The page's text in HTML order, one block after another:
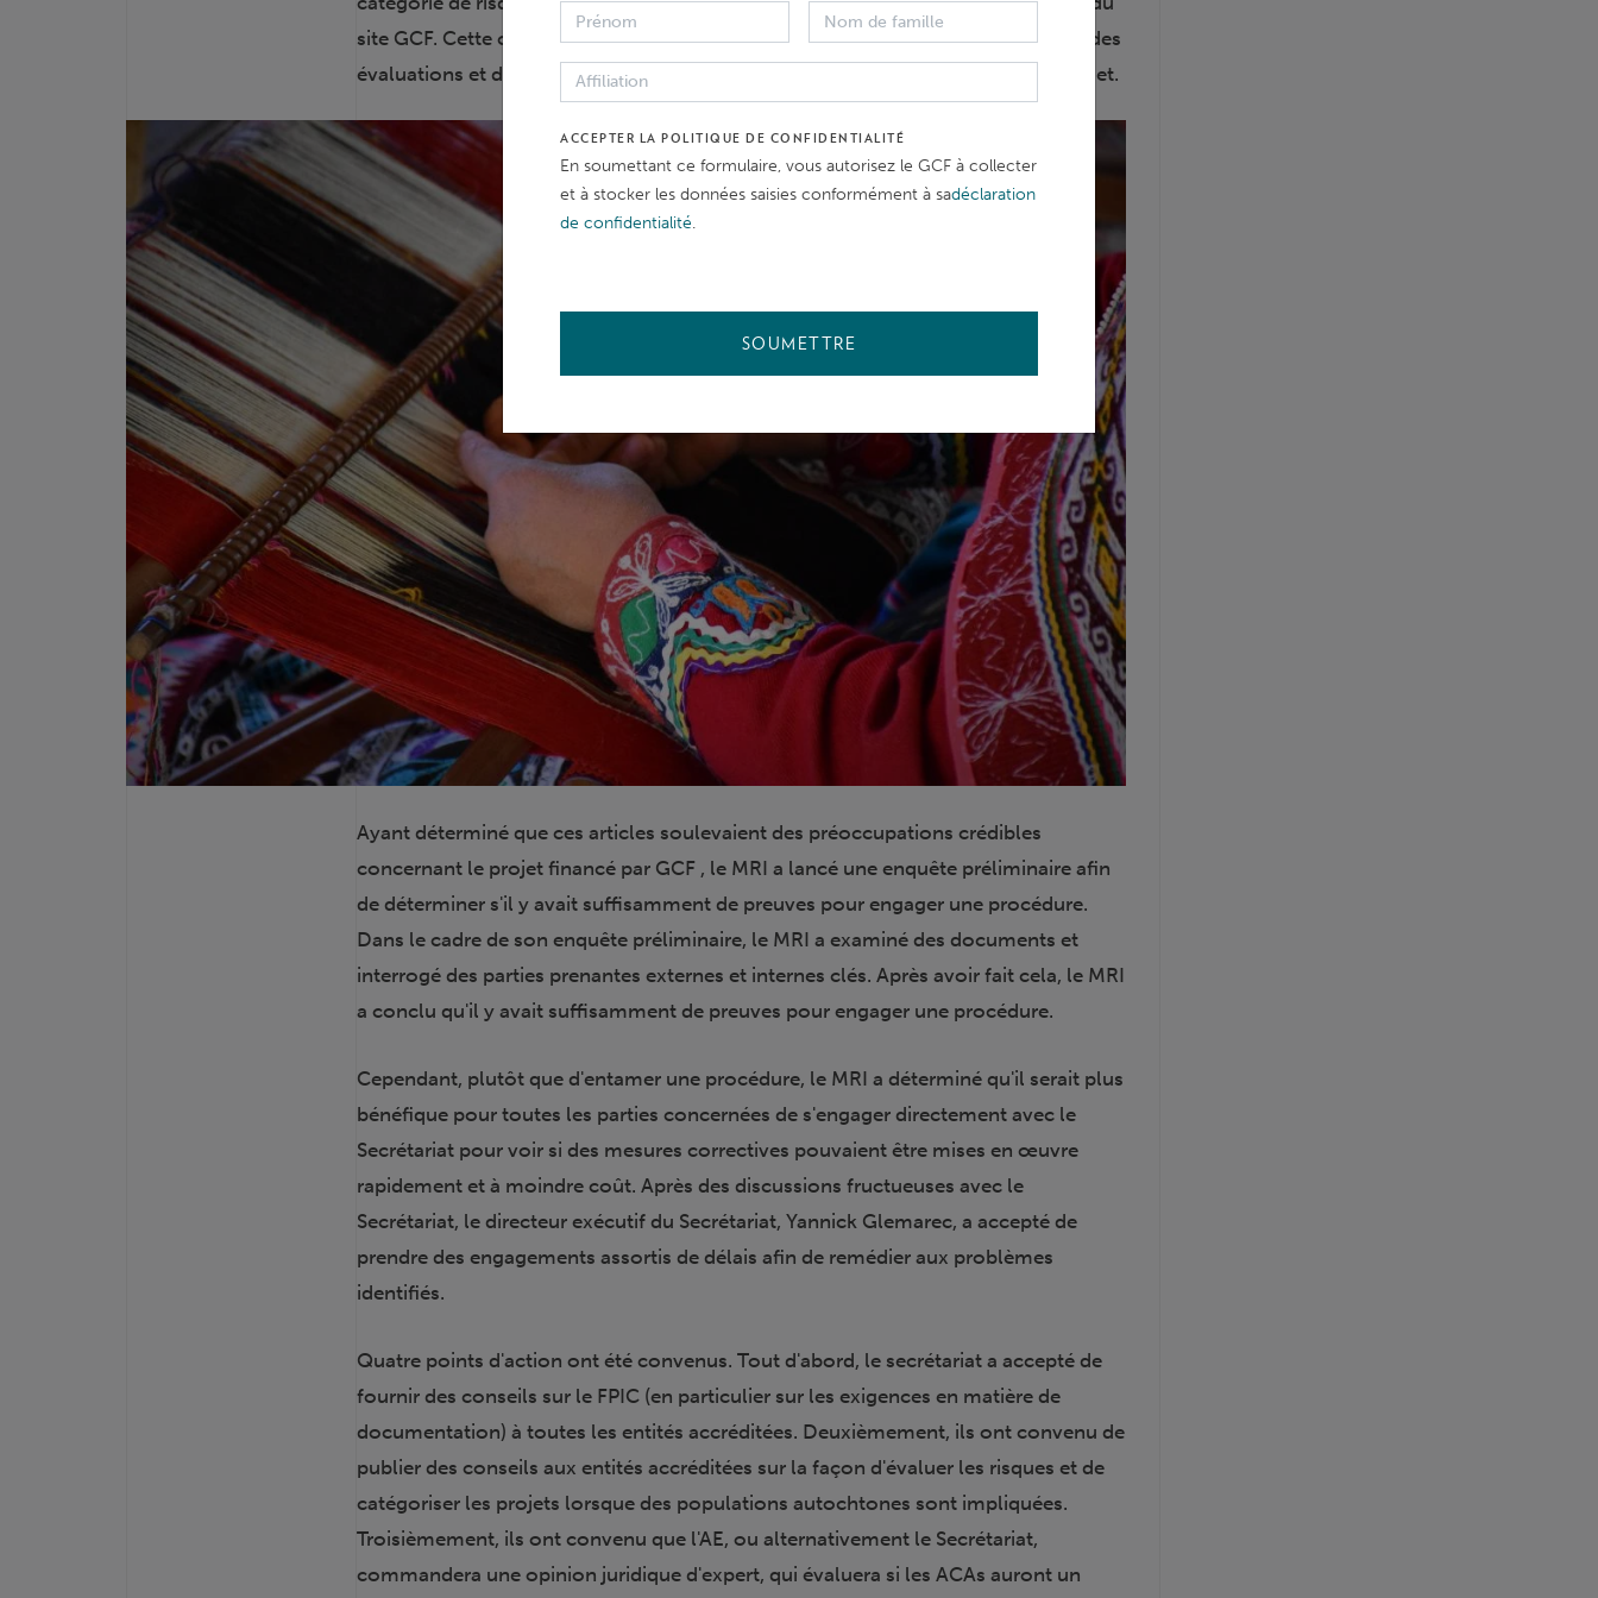
site GCF. Cette catégorisation affectera, par exemple, la nature et la profondeur des
évaluations et des engagements environnementaux et sociaux futurs liés au projet.
Ayant déterminé que ces articles soulevaient des préoccupations crédibles
concernant le projet financé par GCF , le MRI a lancé une enquête préliminaire afin
de déterminer s'il y avait suffisamment de preuves pour engager une procédure.
Dans le cadre de son enquête préliminaire, le MRI a examiné des documents et
interrogé des parties prenantes externes et internes clés. Après avoir fait cela, le MRI
a conclu qu'il y avait suffisamment de preuves pour engager une procédure.
Cependant, plutôt que d'entamer une procédure, le MRI a déterminé qu'il serait plus
bénéfique pour toutes les parties concernées de s'engager directement avec le
Secrétariat pour voir si des mesures correctives pouvaient être mises en œuvre
rapidement et à moindre coût. Après des discussions fructueuses avec le
Secrétariat, le directeur exécutif du Secrétariat, Yannick Glemarec, a accepté de
prendre des engagements assortis de délais afin de remédier aux problèmes
identifiés.
Quatre points d'action ont été convenus. Tout d'abord, le secrétariat a accepté de
fournir des conseils sur le FPIC (en particulier sur les exigences en matière de
documentation) à toutes les entités accréditées. Deuxièmement, ils ont convenu de
publier des conseils aux entités accréditées sur la façon d'évaluer les risques et de
catégoriser les projets lorsque des populations autochtones sont impliquées.
Troisièmement, ils ont convenu que l'AE, ou alternativement le Secrétariat,
commandera une opinion juridique d'expert, qui évaluera si les ACAs auront un
ACCEPTER LA POLITIQUE DE CONFIDENTIALITÉ
En soumettant ce formulaire, vous autorisez le GCF à collecter
et à stocker les données saisies conformément à sadéclaration
de confidentialité.
SOUMETTRE